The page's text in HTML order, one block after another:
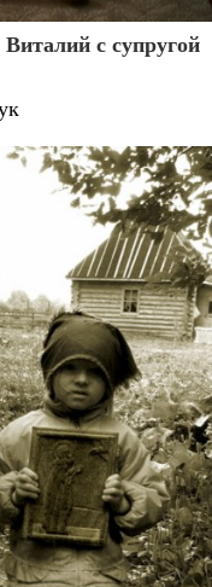
с супругой